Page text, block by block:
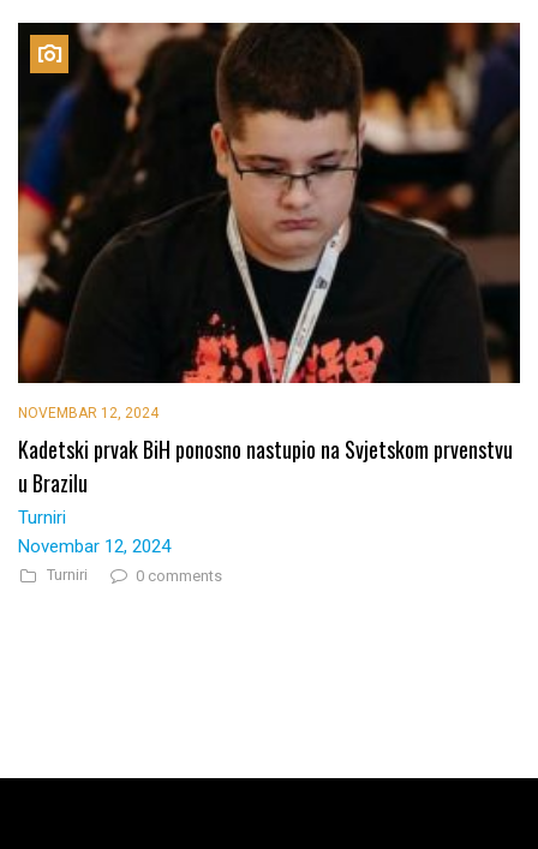
NOVEMBAR 12, 2024
Kadetski prvak BiH ponosno nastupio na Svjetskom prvenstvu
u Brazilu
Turniri
Novembar 12, 2024
Turniri 0 comments